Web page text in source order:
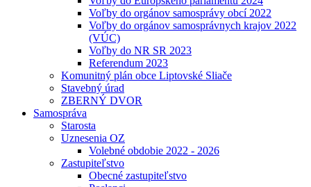
Voľby do orgánov samosprávy obcí 2022
Voľby do orgánov samosprávnych krajov 2022
(VÚC)
Voľby do NR SR 2023
Referendum 2023
Komunitný plán obce Liptovské Sliače
Stavebný úrad
ZBERNÝ DVOR
Samospráva
Starosta
Uznesenia OZ
Volebné obdobie 2022 - 2026
Zastupiteľstvo
Obecné zastupiteľstvo